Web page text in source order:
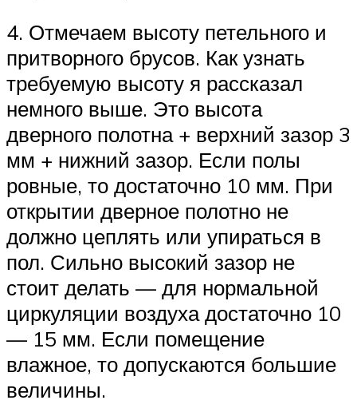
4. Отмечаем высоту петельного и
притворного брусов. Как узнать
требуемую высоту я рассказал
немного выше. Это высота
дверного полотна + верхний зазор 3
мм + нижний зазор. Если полы
ровные, то достаточно 10 мм. При
открытии дверное полотно не
должно цеплять или упираться в
пол. Сильно высокий зазор не
стоит делать — для нормальной
циркуляции воздуха достаточно 10
— 15 мм. Если помещение
влажное, то допускаются большие
величины.